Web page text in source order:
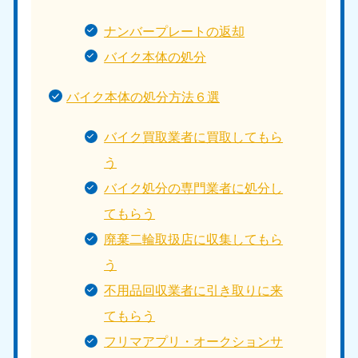
ナンバープレートの返却
バイク本体の処分
バイク本体の処分方法６選
バイク買取業者に買取してもら
う
バイク処分の専門業者に処分し
てもらう
廃棄二輪取扱店に収集してもら
う
不用品回収業者に引き取りに来
てもらう
フリマアプリ・オークションサ